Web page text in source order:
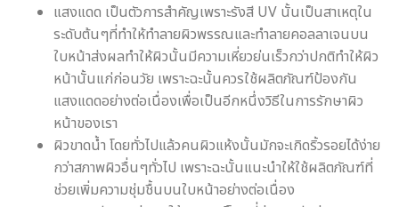
แสงแดด เป็นตัวการสำคัญเพราะรังสี UV นั้นเป็นสาเหตุใน
ระดับต้นๆที่ทำให้ทำลายผิวพรรณและทำลายคอลลาเจนบน
ใบหน้าส่งผลทำให้ผิวนั้นมีความเหี่ยวย่นเร็วกว่าปกติทำให้ผิว
หน้านั้นแก่ก่อนวัย เพราะฉะนั้นควรใช้ผลิตภัณฑ์ป้องกัน
แสงแดดอย่างต่อเนื่องเพื่อเป็นอีกหนึ่งวิธีในการรักษาผิว
หน้าของเรา
ผิวขาดน้ำ โดยทั่วไปแล้วคนผิวแห้งนั้นมักจะเกิดริ้วรอยได้ง่าย
กว่าสภาพผิวอื่นๆทั่วไป เพราะฉะนั้นแนะนำให้ใช้ผลิตภัณฑ์ที่
ช่วยเพิ่มความชุ่มชื้นบนใบหน้าอย่างต่อเนื่อง